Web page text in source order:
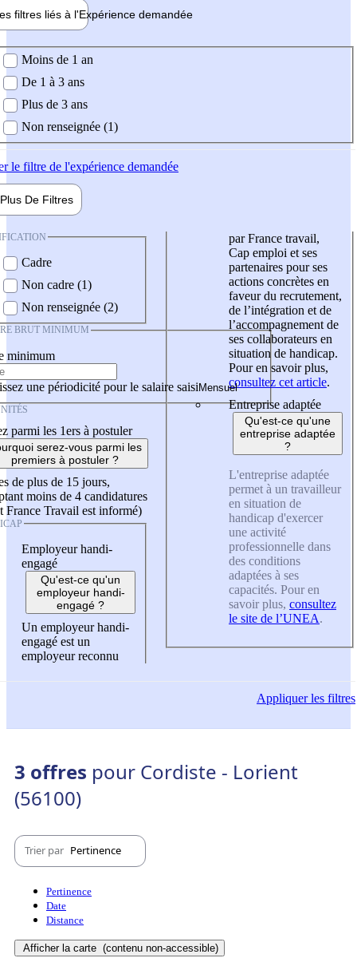
filtres liés à l'Expérience demandée
demandée
Moins de 1 an
De 1 à 3 ans
Plus de 3 ans
Non renseignée (1)
le filtre de l'expérience demandée
Plus De Filtres
Cadre
Non cadre (1)
Non renseignée (2)
BRUT MINIMUM
minimum
une périodicité pour le salaire saisi
parmi les 1ers à postuler
serez-vous parmi les
premiers à postuler ?
de plus de 15 jours,
moins de 4 candidatures
France Travail est informé)
Employeur handi-
engagé
Qu'est-ce qu'un
employeur handi-
engagé ?
Un employeur handi-
engagé est un
employeur reconnu
par France travail,
Cap emploi et ses
partenaires pour ses
actions concrètes en
faveur du recrutement,
de l’intégration et de
l’accompagnement de
ses collaborateurs en
situation de handicap.
Pour en savoir plus,
consultez cet article.
Entreprise adaptée
Qu'est-ce qu'une
entreprise adaptée
?
L'entreprise adaptée
permet à un travailleur
en situation de
handicap d'exercer
une activité
professionnelle dans
des conditions
adaptées à ses
capacités. Pour en
savoir plus, consultez
le site de l’UNEA.
Appliquerles filtres
3 offres pour Cordiste - Lorient
(56100)
Trier par Pertinence
Pertinence
Date
Distance
Afficher la carte (contenu non-accessible)